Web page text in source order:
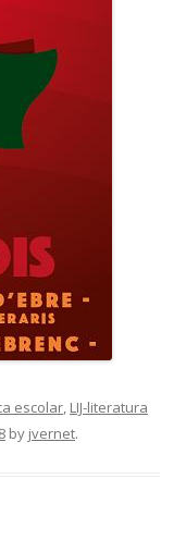
escolar, LIJ-literatura
by jvernet.